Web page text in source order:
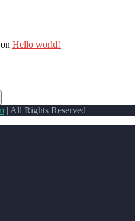
Hello world!
| All Rights Reserved